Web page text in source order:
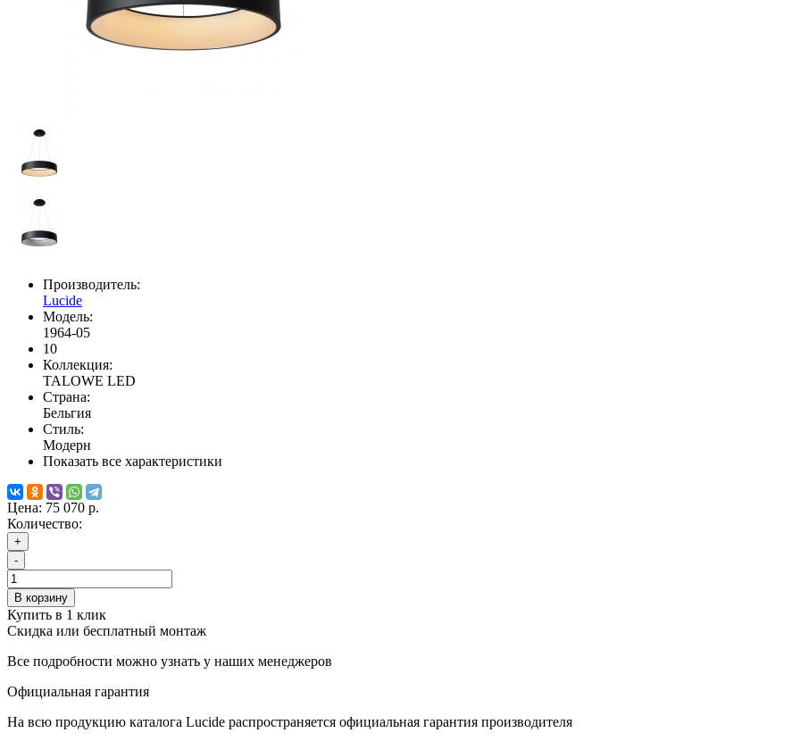
Производитель:
Lucide
Модель:
1964-05
10
Коллекция:
TALOWE LED
Страна:
Бельгия
Стиль:
Модерн
Показать все характеристики
Цена: 75 070 р.
Количество:
+
-
В корзину
Купить в 1 клик
Скидка или бесплатный монтаж
Все подробности можно узнать у наших менеджеров
Официальная гарантия
На всю продукцию каталога Lucide распространяется официальная гарантия производителя